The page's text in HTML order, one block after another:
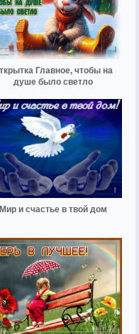
Главное, чтобы на
душе было светло
Мир и счастье в твой дом